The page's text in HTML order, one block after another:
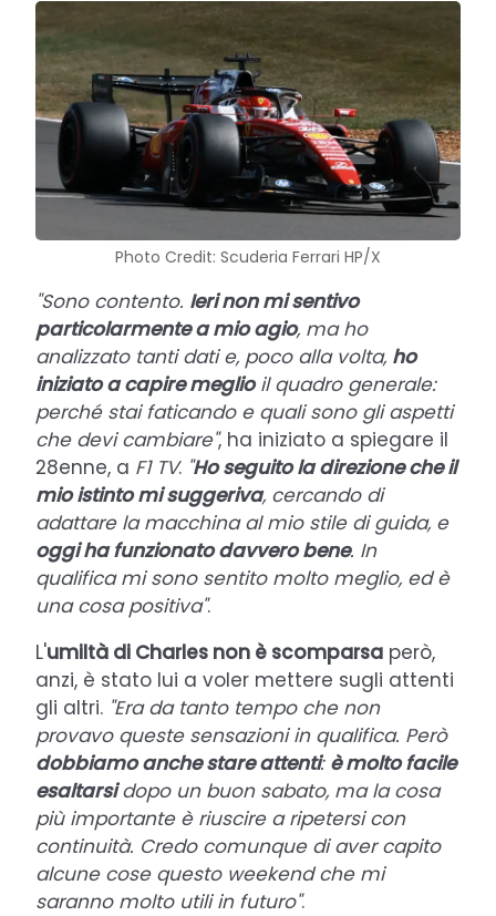
Photo Credit: Scuderia Ferrari HP/X
"Sono contento. Ieri non mi sentivo
particolarmente a mio agio, ma ho
analizzato tanti dati e, poco alla volta, ho
iniziato a capire meglioil quadro generale:
perché stai faticando e quali sono gli aspetti
che devi cambiare", ha iniziato a spiegare il
28enne, a F1 TV. "Ho seguito la direzione che il
mio istinto mi suggeriva, cercando di
adattare la macchina al mio stile di guida, e
oggi ha funzionato davvero bene. In
qualifica mi sono sentito molto meglio, ed è
una cosa positiva".
L'umiltà di Charles non è scomparsa però,
anzi, è stato lui a voler mettere sugli attenti
gli altri. "Era da tanto tempo che non
provavo queste sensazioni in qualifica. Però
dobbiamo anche stare attenti: è molto facile
esaltarsidopo un buon sabato, ma la cosa
più importante è riuscire a ripetersi con
continuità. Credo comunque di aver capito
alcune cose questo weekend che mi
saranno molto utili in futuro".